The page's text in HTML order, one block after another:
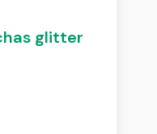
glitter